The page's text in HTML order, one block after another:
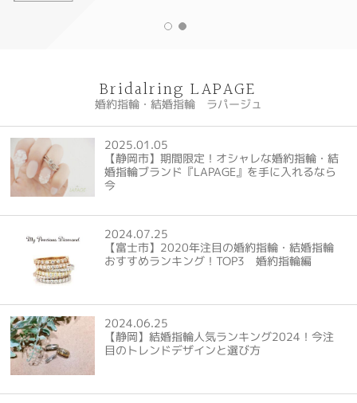
Bridalring LAPAGE
婚約指輪・結婚指輪 ラパージュ
2025.01.05
【静岡市】期間限定！オシャレな婚約指輪・結
婚指輪ブランド『LAPAGE』を手に入れるなら
今
2024.07.25
【富士市】2020年注目の婚約指輪・結婚指輪
おすすめランキング！TOP3 婚約指輪編
2024.06.25
【静岡】結婚指輪人気ランキング2024！今注
目のトレンドデザインと選び方